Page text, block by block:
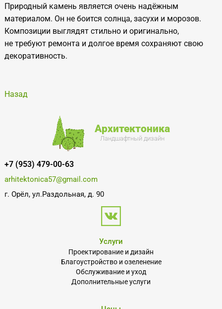
Природный камень является очень надёжным
материалом. Он не боится солнца, засухи и морозов.
Композиции выглядят стильно и оригинально,
не требуют ремонта и долгое время сохраняют свою
декоративность.
Назад
Архитектоника
Ландшафтный дизайн
+7 (953) 479-00-63
arhitektonica57@gmail.com
г. Орёл, ул.Раздольная, д. 90
Услуги
Проектирование и дизайн
Благоустройство и озеленение
Обслуживание и уход
Дополнительные услуги